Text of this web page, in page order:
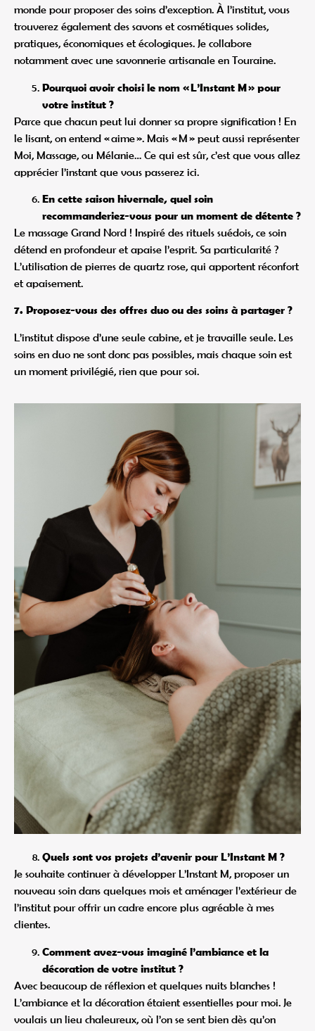
monde pour proposer des soins d’exception. À l’institut, vous
trouverez également des savons et cosmétiques solides,
pratiques, économiques et écologiques. Je collabore
notamment avec une savonnerie artisanale en Touraine.
Pourquoi avoir choisi le nom « L’Instant M » pour
votre institut ?
Parce que chacun peut lui donner sa propre signification ! En
le lisant, on entend « aime ». Mais « M » peut aussi représenter
Moi, Massage, ou Mélanie… Ce qui est sûr, c’est que vous allez
apprécier l’instant que vous passerez ici.
En cette saison hivernale, quel soin
recommanderiez-vous pour un moment de détente ?
Le massage Grand Nord ! Inspiré des rituels suédois, ce soin
détend en profondeur et apaise l’esprit. Sa particularité ?
L’utilisation de pierres de quartz rose, qui apportent réconfort
et apaisement.
7. Proposez-vous des offres duo ou des soins à partager ?
L’institut dispose d’une seule cabine, et je travaille seule. Les
soins en duo ne sont donc pas possibles, mais chaque soin est
un moment privilégié, rien que pour soi.
Quels sont vos projets d’avenir pour L’Instant M ?
Je souhaite continuer à développer L’Instant M, proposer un
nouveau soin dans quelques mois et aménager l’extérieur de
l’institut pour offrir un cadre encore plus agréable à mes
clientes.
Comment avez-vous imaginé l’ambiance et la
décoration de votre institut ?
Avec beaucoup de réflexion et quelques nuits blanches !
L’ambiance et la décoration étaient essentielles pour moi. Je
voulais un lieu chaleureux, où l’on se sent bien dès qu’on